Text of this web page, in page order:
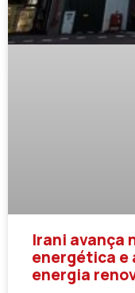
Irani avança
energética e
energia